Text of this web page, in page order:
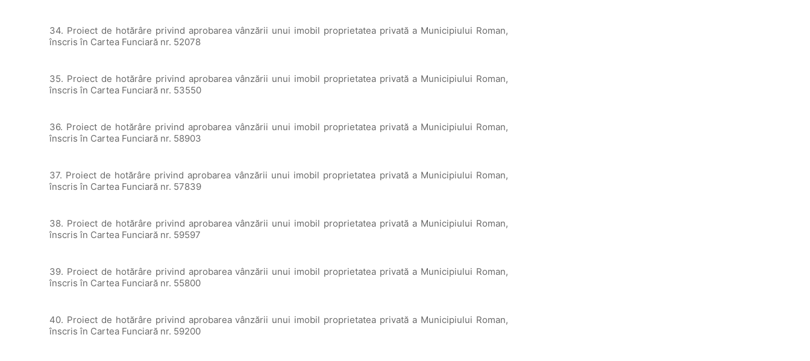
34. Proiect de hotărâre privind aprobarea vânzării unui imobil proprietatea privată a Municipiului Roman,
înscris în Cartea Funciară nr. 52078
35. Proiect de hotărâre privind aprobarea vânzării unui imobil proprietatea privată a Municipiului Roman,
înscris în Cartea Funciară nr. 53550
36. Proiect de hotărâre privind aprobarea vânzării unui imobil proprietatea privată a Municipiului Roman,
înscris în Cartea Funciară nr. 58903
37. Proiect de hotărâre privind aprobarea vânzării unui imobil proprietatea privată a Municipiului Roman,
înscris în Cartea Funciară nr. 57839
38. Proiect de hotărâre privind aprobarea vânzării unui imobil proprietatea privată a Municipiului Roman,
înscris în Cartea Funciară nr. 59597
39. Proiect de hotărâre privind aprobarea vânzării unui imobil proprietatea privată a Municipiului Roman,
înscris în Cartea Funciară nr. 55800
40. Proiect de hotărâre privind aprobarea vânzării unui imobil proprietatea privată a Municipiului Roman,
înscris în Cartea Funciară nr. 59200